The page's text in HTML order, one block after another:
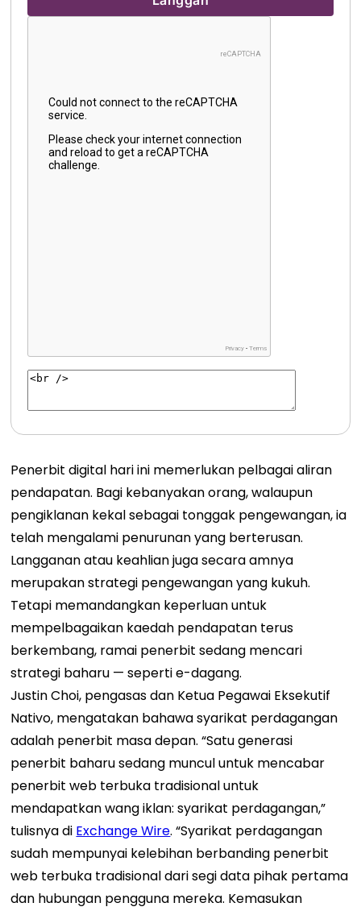
Penerbit digital hari ini memerlukan pelbagai aliran
pendapatan. Bagi kebanyakan orang, walaupun
pengiklanan kekal sebagai tonggak pengewangan, ia
telah mengalami penurunan yang berterusan.
Langganan atau keahlian juga secara amnya
merupakan strategi pengewangan yang kukuh.
Tetapi memandangkan keperluan untuk
mempelbagaikan kaedah pendapatan terus
berkembang, ramai penerbit sedang mencari
strategi baharu — seperti e-dagang.
Justin Choi, pengasas dan Ketua Pegawai Eksekutif
Nativo, mengatakan bahawa syarikat perdagangan
adalah penerbit masa depan. “Satu generasi
penerbit baharu sedang muncul untuk mencabar
penerbit web terbuka tradisional untuk
mendapatkan wang iklan: syarikat perdagangan,”
tulisnya di Exchange Wire. “Syarikat perdagangan
sudah mempunyai kelebihan berbanding penerbit
web terbuka tradisional dari segi data pihak pertama
dan hubungan pengguna mereka. Kemasukan